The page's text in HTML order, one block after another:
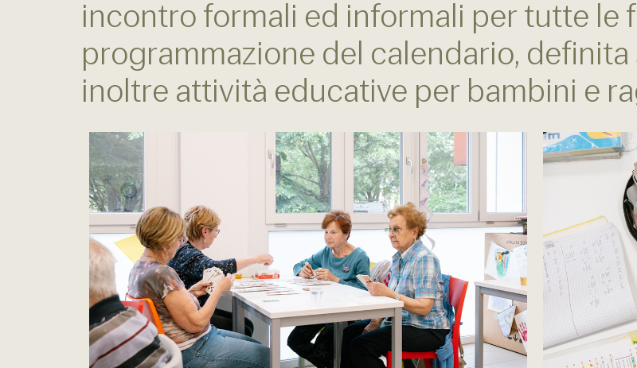
incontro formali ed informali per tutte le
programmazione del calendario,
inoltre attività educative per bambini e